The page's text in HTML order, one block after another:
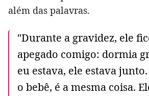
além das palavras.
"Durante a gravidez, ele
apegado comigo: dormia
eu estava, ele estava
o bebê, é a mesma coisa.